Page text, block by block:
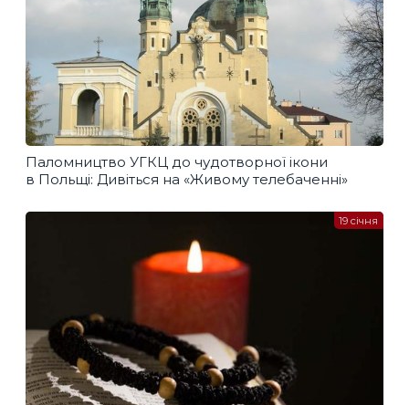
Паломництво УГКЦ до чудотворної ікони
в Польщі: Дивіться на «Живому телебаченні»
19 січня